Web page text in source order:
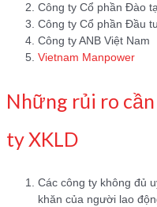
Công ty Cổ phần Đào
Công ty Cổ phần Đầu
Công ty ANB Việt Nam
Vietnam Manpower
Những rủi ro
ty XKLD
Các công ty không đủ
khăn của người lao